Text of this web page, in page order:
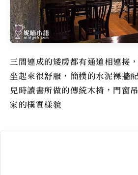
三間連成的矮房都有通道相連接
坐起來很舒服，簡樸的水泥裸牆
兒時讀書所做的傳統木椅，門窗
家的樸實樣貌